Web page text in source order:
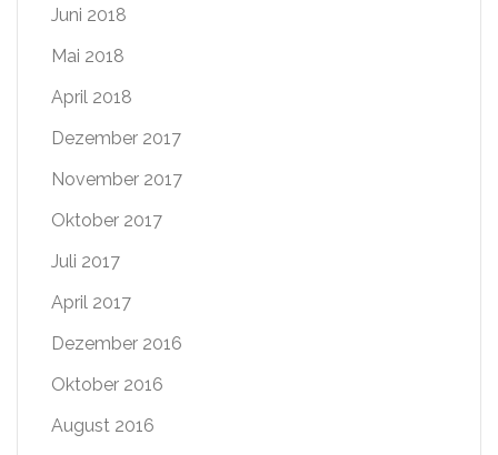
Juni 2018
Mai 2018
April 2018
Dezember 2017
November 2017
Oktober 2017
Juli 2017
April 2017
Dezember 2016
Oktober 2016
August 2016